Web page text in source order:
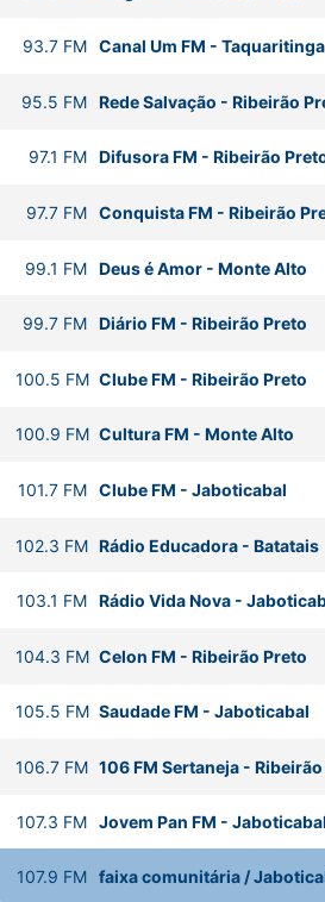
93.7 FM Canal Um FM - Taquaritinga
95.5 FM Rede Salvação - Ribeirão
97.1 FM Difusora FM - Ribeirão
97.7 FM Conquista FM - Ribeirão
99.1 FM Deus é Amor- Monte Alto
99.7 FM Diário FM - Ribeirão Preto
100.5 FM Clube FM - Ribeirão Preto
100.9 FM Cultura FM - Monte Alto
101.7 FM Clube FM - Jaboticabal
102.3 FM Rádio Educadora- Batatais
103.1 FM Rádio Vida Nova-
104.3 FM Celon FM - Ribeirão Preto
105.5 FM Saudade FM - Jaboticabal
106.7 FM 106 FM Sertaneja-
107.3 FM Jovem Pan FM - Jaboticabal
107.9 FM faixa comunitária /